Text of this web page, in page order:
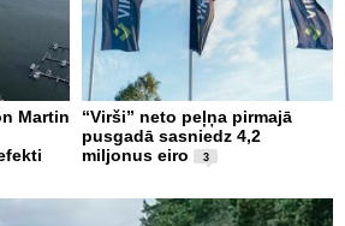
Martin
“Virši” neto peļņa pirmajā
pusgadā sasniedz 4,2
miljonus eiro
3